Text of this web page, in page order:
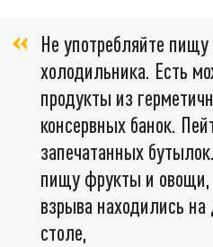
Не употребляйте
холодильника. Есть
продукты из
консервных банок.
запечатанных
пищу фрукты и овощи,
взрыва находились на
столе,